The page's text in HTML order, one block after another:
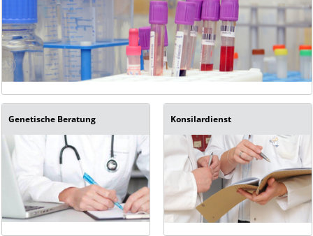
Genetische Beratung Konsilardienst